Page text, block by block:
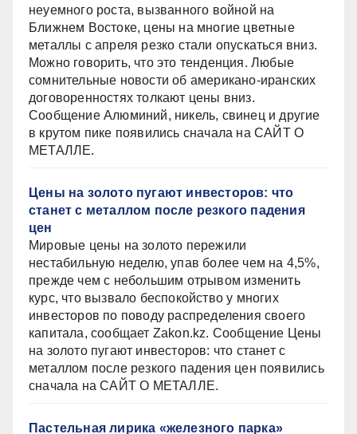
неуемного роста, вызванного войной на
Ближнем Востоке, цены на многие цветные
металлы с апреля резко стали опускаться вниз.
Можно говорить, что это тенденция. Любые
сомнительные новости об американо-иранских
договоренностях толкают цены вниз.
Сообщение Алюминий, никель, свинец и другие
в крутом пике появились сначала на САЙТ О
МЕТАЛЛЕ.
Цены на золото пугают инвесторов: что
станет с металлом после резкого падения
цен
Мировые цены на золото пережили
нестабильную неделю, упав более чем на 4,5%,
прежде чем с небольшим отрывом изменить
курс, что вызвало беспокойство у многих
инвесторов по поводу распределения своего
капитала, сообщает Zakon.kz. Сообщение Цены
на золото пугают инвесторов: что станет с
металлом после резкого падения цен появились
сначала на САЙТ О МЕТАЛЛЕ.
Пастельная лирика «железного парка»